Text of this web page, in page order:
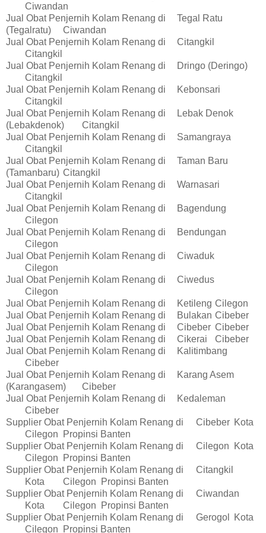
Ciwandan
Jual Obat Penjernih Kolam Renang di
Tegal Ratu
(Tegalratu)
Ciwandan
Jual Obat Penjernih Kolam Renang di
Citangkil
Citangkil
Jual Obat Penjernih Kolam Renang di
Dringo (Deringo)
Citangkil
Jual Obat Penjernih Kolam Renang di
Kebonsari
Citangkil
Jual Obat Penjernih Kolam Renang di
Lebak Denok
(Lebakdenok)
Citangkil
Jual Obat Penjernih Kolam Renang di
Samangraya
Citangkil
Jual Obat Penjernih Kolam Renang di
Taman Baru
(Tamanbaru) Citangkil
Jual Obat Penjernih Kolam Renang di
Warnasari
Citangkil
Jual Obat Penjernih Kolam Renang di
Bagendung
Cilegon
Jual Obat Penjernih Kolam Renang di
Bendungan
Cilegon
Jual Obat Penjernih Kolam Renang di
Ciwaduk
Cilegon
Jual Obat Penjernih Kolam Renang di
Ciwedus
Cilegon
Jual Obat Penjernih Kolam Renang di
Ketileng Cilegon
Jual Obat Penjernih Kolam Renang di
Bulakan Cibeber
Jual Obat Penjernih Kolam Renang di
Cibeber Cibeber
Jual Obat Penjernih Kolam Renang di
Cikerai
Cibeber
Jual Obat Penjernih Kolam Renang di
Kalitimbang
Cibeber
Jual Obat Penjernih Kolam Renang di
Karang Asem
(Karangasem)
Cibeber
Jual Obat Penjernih Kolam Renang di
Kedaleman
Cibeber
Supplier Obat Penjernih Kolam Renang di
Cibeber Kota
Cilegon
Propinsi Banten
Supplier Obat Penjernih Kolam Renang di
Cilegon
Kota
Cilegon
Propinsi Banten
Supplier Obat Penjernih Kolam Renang di
Citangkil
Kota
Cilegon
Propinsi Banten
Supplier Obat Penjernih Kolam Renang di
Ciwandan
Kota
Cilegon
Propinsi Banten
Supplier Obat Penjernih Kolam Renang di
Gerogol
Kota
Cilegon
Propinsi Banten